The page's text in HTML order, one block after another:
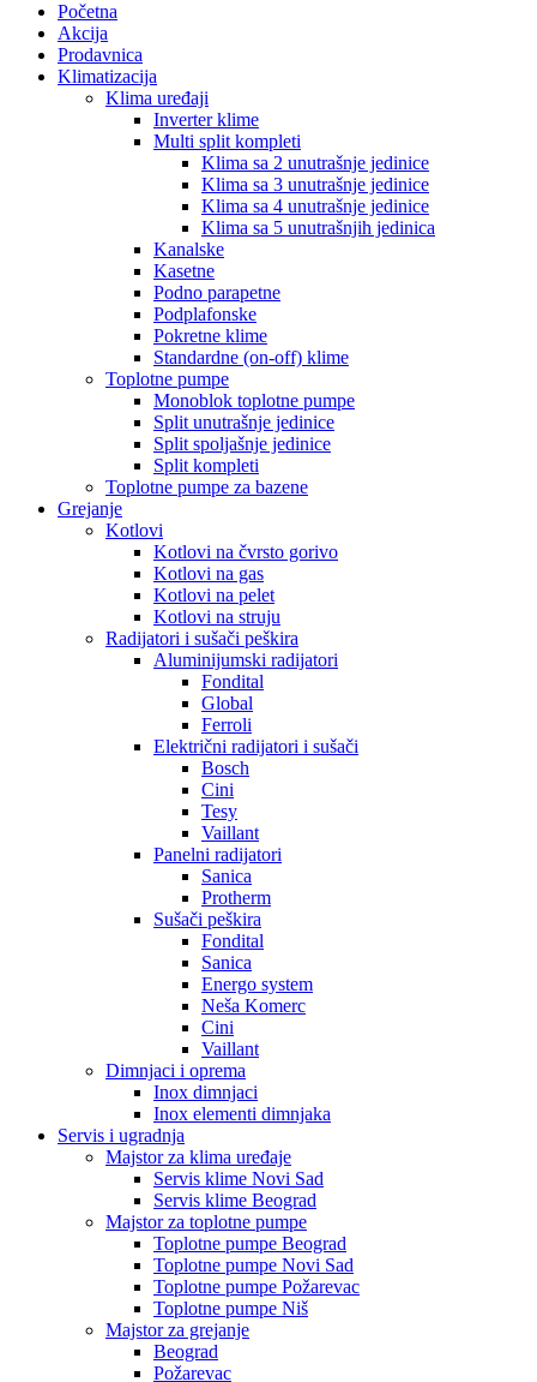
Početna
Akcija
Prodavnica
Klimatizacija
Klima uređaji
Inverter klime
Multi split kompleti
Klima sa 2 unutrašnje jedinice
Klima sa 3 unutrašnje jedinice
Klima sa 4 unutrašnje jedinice
Klima sa 5 unutrašnjih jedinica
Kanalske
Kasetne
Podno parapetne
Podplafonske
Pokretne klime
Standardne (on-off) klime
Toplotne pumpe
Monoblok toplotne pumpe
Split unutrašnje jedinice
Split spoljašnje jedinice
Split kompleti
Toplotne pumpe za bazene
Grejanje
Kotlovi
Kotlovi na čvrsto gorivo
Kotlovi na gas
Kotlovi na pelet
Kotlovi na struju
Radijatori i sušači peškira
Aluminijumski radijatori
Fondital
Global
Ferroli
Električni radijatori i sušači
Bosch
Cini
Tesy
Vaillant
Panelni radijatori
Sanica
Protherm
Sušači peškira
Fondital
Sanica
Energo system
Neša Komerc
Cini
Vaillant
Dimnjaci i oprema
Inox dimnjaci
Inox elementi dimnjaka
Servis i ugradnja
Majstor za klima uređaje
Servis klime Novi Sad
Servis klime Beograd
Majstor za toplotne pumpe
Toplotne pumpe Beograd
Toplotne pumpe Novi Sad
Toplotne pumpe Požarevac
Toplotne pumpe Niš
Majstor za grejanje
Beograd
Požarevac